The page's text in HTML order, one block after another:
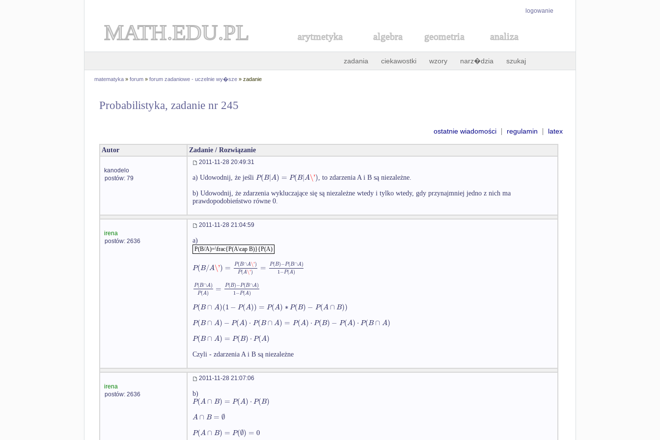
logowanie
MATH.EDU.PL arytmetyka algebra geometria analiza
zadania ciekawostki wzory narz�dzia szukaj
matematyka » forum » forum zadaniowe - uczelnie wy�sze » zadanie
Probabilistyka, zadanie nr 245
ostatnie wiadomości | regulamin | latex
Autor Zadanie / Rozwiązanie
kanodelo
postów: 79
2011-11-28 20:49:31
a) Udowodnij, że jeśli P(B|A) = P(B|A\'), to zdarzenia A i B są niezależne.
b) Udowodnij, że zdarzenia wykluczające się są niezależne wtedy i tylko wtedy, gdy przynajmniej jedno z nich ma
prawdopodobieństwo równe 0.
irena
postów: 2636
2011-11-28 21:04:59
a)
P(B/A)=\frac{P(A\cap B)}{P(A)
P(B/A\') = P(B∩A\')
P(A\') = P(B)−P(B∩A)
1−P(A)
P(B∩A)
P(A) = P(B)−P(B∩A)
1−P(A)
P(B∩ A)(1− P(A)) = P(A) ∗P(B) − P(A∩B))
P(B∩ A) − P(A) ⋅ P(B∩ A) = P(A) ⋅P(B) − P(A) ⋅P(B∩ A)
P(B∩ A) = P(B) ⋅ P(A)
Czyli - zdarzenia A i B są niezależne
irena
postów: 2636
2011-11-28 21:07:06
b)
P(A∩ B) = P(A) ⋅ P(B)
A∩ B = ∅
P(A∩ B) = P(∅) = 0